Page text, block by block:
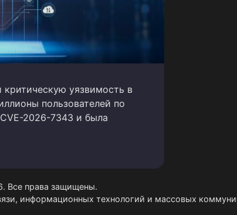
уязвимость в
пользователей по
2026-7343 и была
Все права защищены.
информационных технологий и массовых